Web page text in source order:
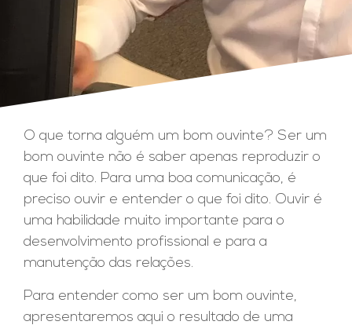
O que torna alguém um bom ouvinte? Ser um
bom ouvinte não é saber apenas reproduzir o
que foi dito. Para uma boa comunicação, é
preciso ouvir e entender o que foi dito. Ouvir é
uma habilidade muito importante para o
desenvolvimento profissional e para a
manutenção das relações.
Para entender como ser um bom ouvinte,
apresentaremos aqui o resultado de uma